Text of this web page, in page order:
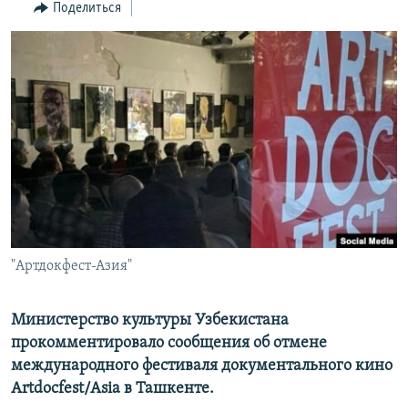
поиску
Поделиться
"Артдокфест-Азия"
Министерство культуры Узбекистана
прокомментировало сообщения об отмене
международного фестиваля документального кино
Artdocfest/Asia в Ташкенте.